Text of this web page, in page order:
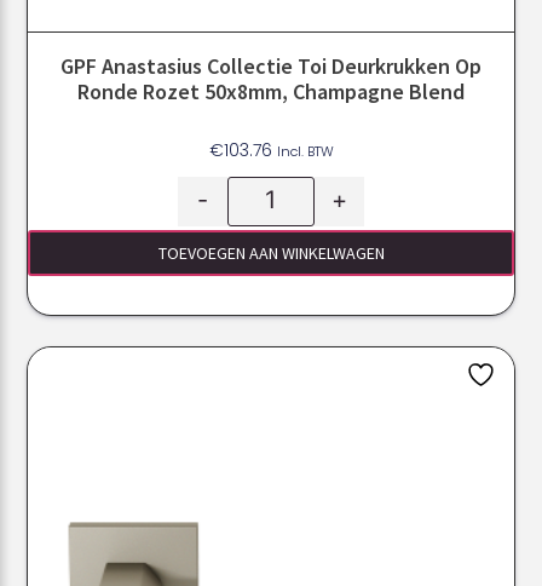
GPF Anastasius Collectie Toi Deurkrukken Op
Ronde Rozet 50x8mm, Champagne Blend
€103.76 Incl. BTW
- +
TOEVOEGEN AAN WINKELWAGEN